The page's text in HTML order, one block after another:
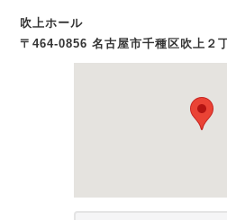
吹上ホール
〒464-0856 名古屋市千種区吹上２